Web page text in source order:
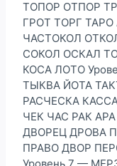
ТОПОР ОТПОР
ГРОТ ТОРГ ТАРО
ЧАСТОКОЛ
СОКОЛ ОСКАЛ
КОСА ЛОТО
ТЫКВА ЙОТА
РАСЧЕСКА
ЧЕК ЧАС РАК
ДВОРЕЦ ДРОВА
ПРАВО ДВОР